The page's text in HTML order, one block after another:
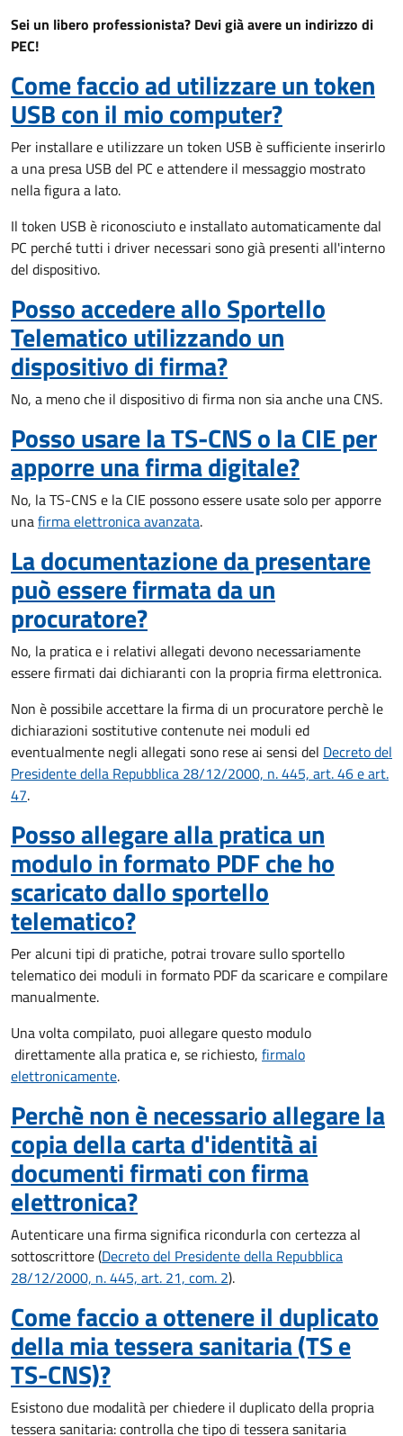
Sei un libero professionista? Devi già avere un indirizzo di
PEC!
Come faccio ad utilizzare un token
USB con il mio computer?
Per installare e utilizzare un token USB è sufficiente inserirlo
a una presa USB del PC e attendere il messaggio mostrato
nella figura a lato.
Il token USB è riconosciuto e installato automaticamente dal
PC perché tutti i driver necessari sono già presenti all'interno
del dispositivo.
Posso accedere allo Sportello
Telematico utilizzando un
dispositivo di firma?
No, a meno che il dispositivo di firma non sia anche una CNS.
Posso usare la TS-CNS o la CIE per
apporre una firma digitale?
No, la TS-CNS e la CIE possono essere usate solo per apporre
unafirma elettronica avanzata.
La documentazione da presentare
può essere firmata da un
procuratore?
No, la pratica e i relativi allegati devono necessariamente
essere firmati dai dichiaranti con la propria firma elettronica.
Non è possibile accettare la firma di un procuratore perchè le
dichiarazioni sostitutive contenute nei moduli ed
eventualmente negli allegati sono rese ai sensi del Decreto del
Presidente della Repubblica 28/12/2000, n. 445, art. 46 e art.
47.
Posso allegare alla pratica un
modulo in formato PDF che ho
scaricato dallo sportello
telematico?
Per alcuni tipi di pratiche, potrai trovare sullo sportello
telematico dei moduli in formato PDF da scaricare e compilare
manualmente.
Una volta compilato, puoi allegare questo modulo
direttamente alla pratica e, se richiesto, firmalo
elettronicamente.
Perchè non è necessario allegare la
copia della carta d'identità ai
documenti firmati con firma
elettronica?
Autenticare una firma significa ricondurla con certezza al
sottoscrittore (Decreto del Presidente della Repubblica
28/12/2000, n. 445, art. 21, com. 2).
Come faccio a ottenere il duplicato
della mia tessera sanitaria (TS e
TS-CNS)?
Esistono due modalità per chiedere il duplicato della propria
tessera sanitaria: controlla che tipo di tessera sanitaria